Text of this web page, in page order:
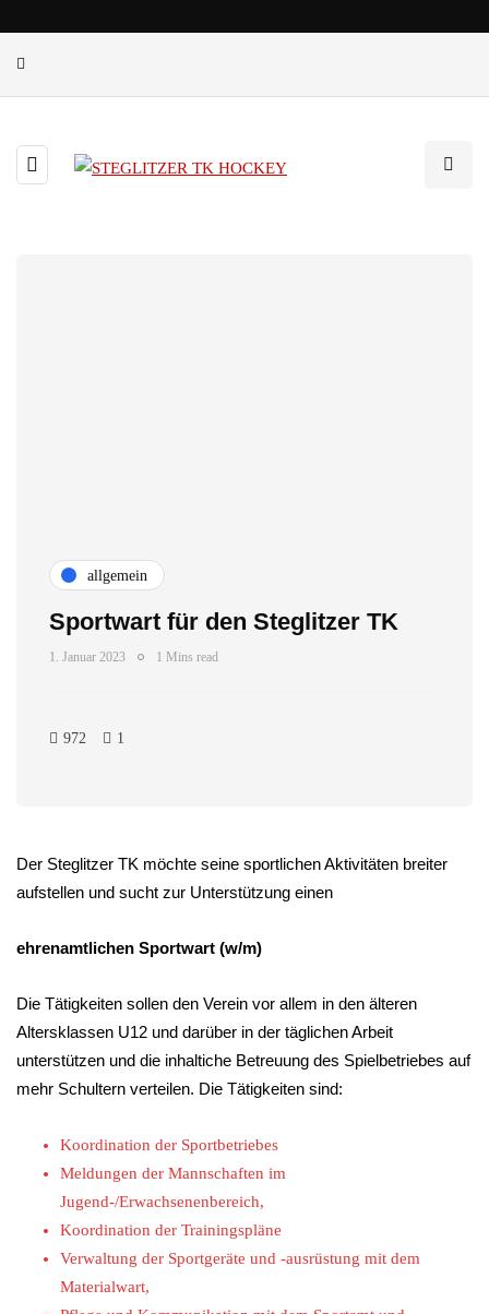
allgemein
Sportwart für den Steglitzer TK
1. Januar 2023 1 Mins read
972 1
Der Steglitzer TK möchte seine sportlichen Aktivitäten breiter
aufstellen und sucht zur Unterstützung einen
ehrenamtlichen Sportwart (w/m)
Die Tätigkeiten sollen den Verein vor allem in den älteren
Altersklassen U12 und darüber in der täglichen Arbeit
unterstützen und die inhaltiche Betreuung des Spielbetriebes auf
mehr Schultern verteilen. Die Tätigkeiten sind:
Koordination der Sportbetriebes
Meldungen der Mannschaften im
Jugend-/Erwachsenenbereich,
Koordination der Trainingspläne
Verwaltung der Sportgeräte und -ausrüstung mit dem
Materialwart,